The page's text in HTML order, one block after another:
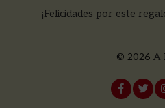
¡Felicidades por este
© 2026 A